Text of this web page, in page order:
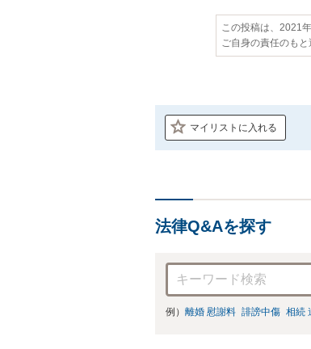
この投稿は、2021
ご自身の責任のも
マイリストに入れる
法律Q&Aを探す
例） 離婚 慰謝料 誹謗中傷 相続